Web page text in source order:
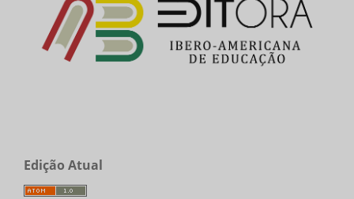
Edição Atual